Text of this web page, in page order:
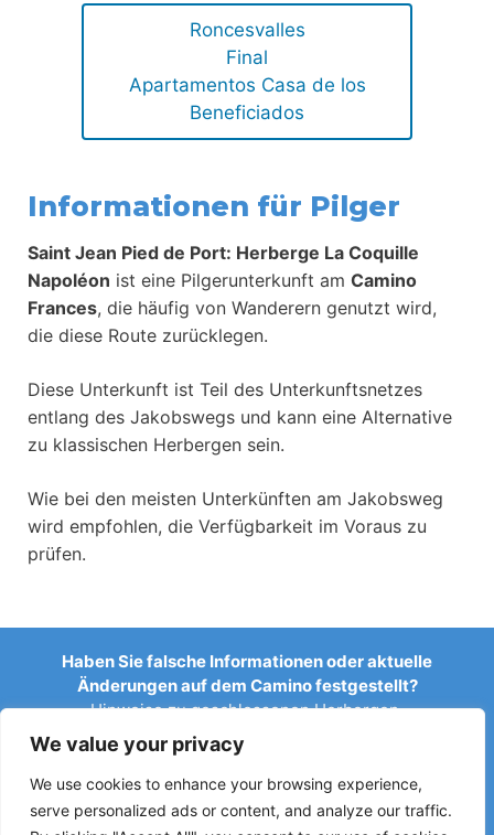
We value your privacy
We use cookies to enhance your browsing experience,
serve personalized ads or content, and analyze our traffic.
Roncesvalles
Final
Apartamentos Casa de los
Beneficiados
Informationen für Pilger
Saint Jean Pied de Port: Herberge La Coquille
Napoléon ist eine Pilgerunterkunft am Camino
Frances, die häufig von Wanderern genutzt wird,
die diese Route zurücklegen.
Diese Unterkunft ist Teil des Unterkunftsnetzes
entlang des Jakobswegs und kann eine Alternative
zu klassischen Herbergen sein.
Wie bei den meisten Unterkünften am Jakobsweg
wird empfohlen, die Verfügbarkeit im Voraus zu
prüfen.
Haben Sie falsche Informationen oder aktuelle
Änderungen auf dem Camino festgestellt?
Hinweise zu geschlossenen Herbergen,
Überschwemmungen, Umleitungen, Bauarbeiten oder
anderen Änderungen helfen, den Reiseführer aktuell zu
halten.